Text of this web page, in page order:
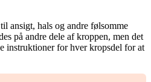
ansigt, hals og andre følsomme
på andre dele af kroppen, men det
instruktioner for hver kropsdel for at